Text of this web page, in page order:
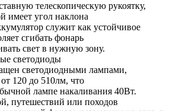
телескопическую рукоятку,
имеет угол наклона
служит как устойчивое
сгибать фонарь
свет в нужную зону.
светодиоды
светодиодными лампами,
120 до 510лм, что
лампе накаливания 40Вт.
путешествий или походов